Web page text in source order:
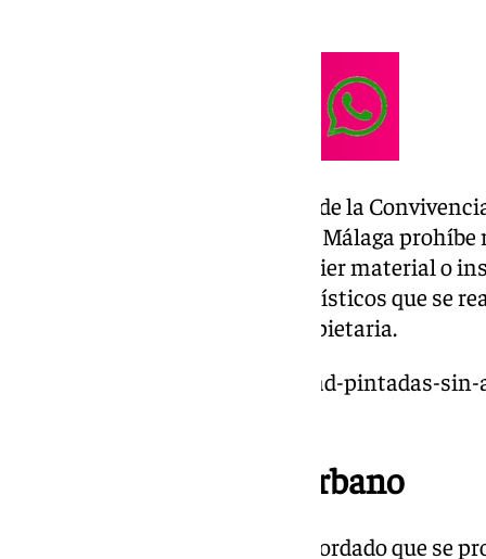
La Ordenanza para la Garantía de la
Espacio Urbano en la ciudad de Málaga
escritos o grafismos con cualquier material o
superficie, salvo los murales artísticos que se
Consistorio o de la persona propietaria.
https://www.101tv.es/casi-mitad-pintadas-
Promoción del arte urbano
Desde el Ayuntamiento han recordado que se